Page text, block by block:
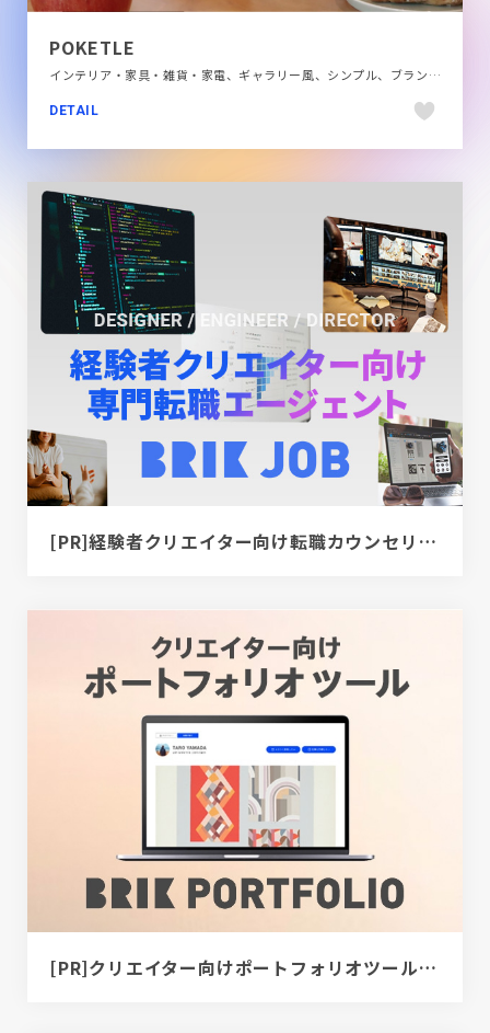
POKETLE
インテリア・家具・雑貨・家電、ギャラリー風、シンプル、ブランド・サービスサイト、ホワイト系
DETAIL
[PR]経験者クリエイター向け転職カウンセリング｜デザイナー / ディレクター / エンジニア
[PR]クリエイター向けポートフォリオツール｜BRIK PORTFOLIO